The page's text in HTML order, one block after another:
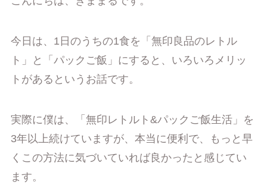
今日は、1日のうちの1食を「無印良品のレトル
ト」と「パックご飯」にすると、いろいろメリッ
トがあるというお話です。
実際に僕は、「無印レトルト&パックご飯生活」を
3年以上続けていますが、本当に便利で、もっと早
くこの方法に気づいていれば良かったと感じてい
ます。